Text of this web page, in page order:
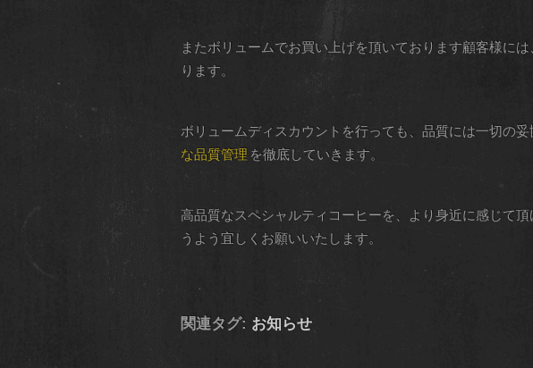
またボリュームでお買い上げを頂いております顧客様に
ります。
ボリュームディスカウントを行っても、品質には一切の
な品質管理 を徹底していきます。
高品質なスペシャルティコーヒーを、より身近に感じて
うよう宜しくお願いいたします。
関連タグ: お知らせ